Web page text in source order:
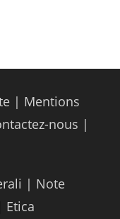
| Mentions
nous |
| Note
Etica